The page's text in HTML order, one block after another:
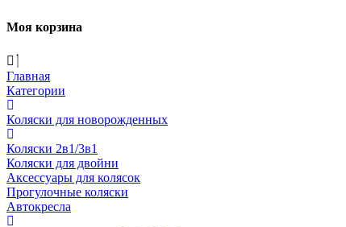
Моя корзина
Главная
Категории
Коляски для новорожденных
Коляски 2в1/3в1
Коляски для двойни
Аксессуары для колясок
Прогулочные коляски
Автокресла